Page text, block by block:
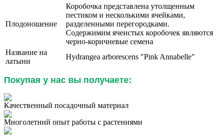
Плодоношение
Коробочка представлена утолщенным
пестиком и несколькими ячейками,
разделенными перегородками.
Содержимим ячеистых коробочек являются
черно-коричневые семена
Название на
латыни
Hydrangea arborescens "Pink Annabelle"
Покупая у нас вы получаете:
Качественный посадочный материал
Многолетний опыт работы с растениями